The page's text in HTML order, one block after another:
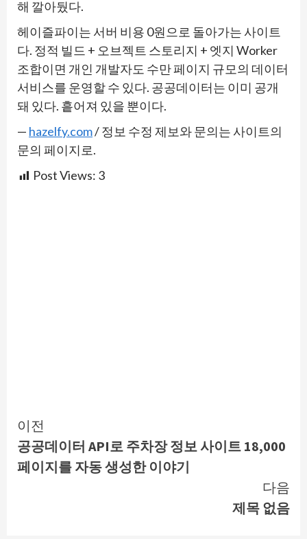
해 깔아뒀다.
헤이즐파이는 서버 비용 0원으로 돌아가는 사이트
다. 정적 빌드 + 오브젝트 스토리지 + 엣지 Worker
조합이면 개인 개발자도 수만 페이지 규모의 데이터
서비스를 운영할 수 있다. 공공데이터는 이미 공개
돼 있다. 흩어져 있을 뿐이다.
— hazelfy.com/ 정보 수정 제보와 문의는 사이트의
문의 페이지로.
Post Views: 3
Continue
Reading
이전
공공데이터 API로 주차장 정보 사이트 18,000
페이지를 자동 생성한 이야기
다음
제목 없음